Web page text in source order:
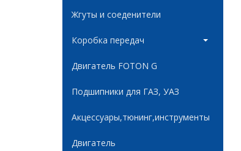
Жгуты и соеденители
Коробка передач
Двигатель FOTON G
Подшипники для ГАЗ, УАЗ
Акцессуары,тюнинг,инструменты
Двигатель